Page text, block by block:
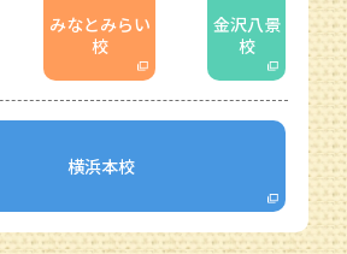
みなとみらい
校
金沢八景
校
横浜本校